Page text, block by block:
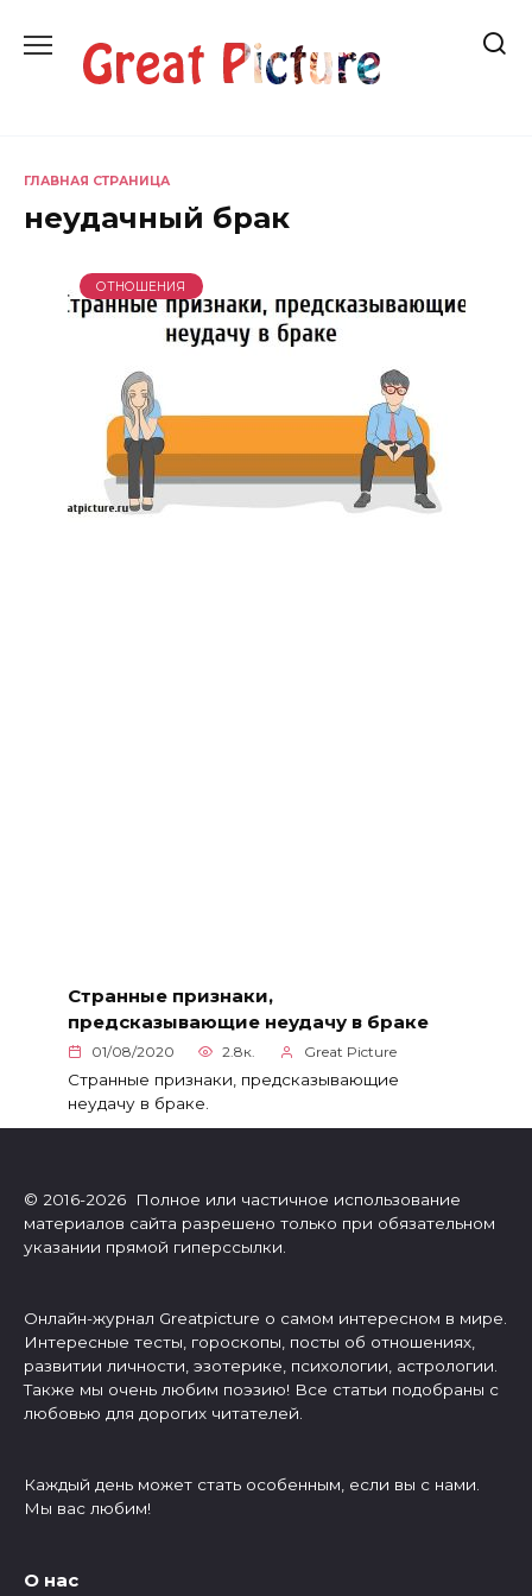
содержанию
ГЛАВНАЯ СТРАНИЦА
неудачный брак
ОТНОШЕНИЯ
Странные признаки,
предсказывающие неудачу в браке
01/08/2020 2.8к. Great Picture
Странные признаки, предсказывающие
неудачу в браке.
© 2016-2026 Полное или частичное использование
материалов сайта разрешено только при обязательном
указании прямой гиперссылки.
Онлайн-журнал Greatpicture о самом интересном в мире.
Интересные тесты, гороскопы, посты об отношениях,
развитии личности, эзотерике, психологии, астрологии.
Также мы очень любим поэзию! Все статьи подобраны с
любовью для дорогих читателей.
Каждый день может стать особенным, если вы с нами.
Мы вас любим!
О нас